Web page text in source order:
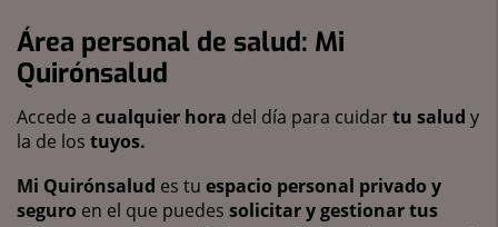
Área personal de salud: Mi
Quirónsalud
Accede a cualquier hora del día para cuidartu salud y
la de los tuyos.
Mi Quirónsalud es tu espacio personal privado y
seguro en el que puedes solicitar y gestionar tus